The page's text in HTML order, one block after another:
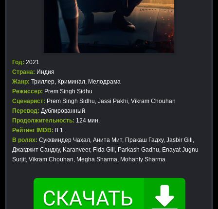
Год: 2021
Страна: Индия
Жанр: Триллер, Криминал, Мелодрама
Режиссер: Prem Singh Sidhu
Сценарист: Prem Singh Sidhu, Jassi Pakhi, Vikram Chouhan
Перевод: Дублированный
Продолжительность: 124 мин.
Рейтинг IMDB: 8.1
В ролях: Сукхвиндер Чахал, Анита Мит, Пракаш Гадху, Jasbir Gill,
Джагджит Сандху, Karanveer, Fida Gill, Parkash Gadhu, Enayat Jugnu
Surjit, Vikram Chouhan, Megha Sharma, Mohanty Sharma